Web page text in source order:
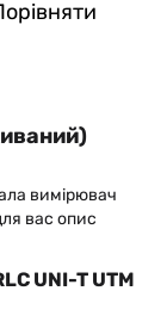
вимірювач
вас опис
UNI-T UTM